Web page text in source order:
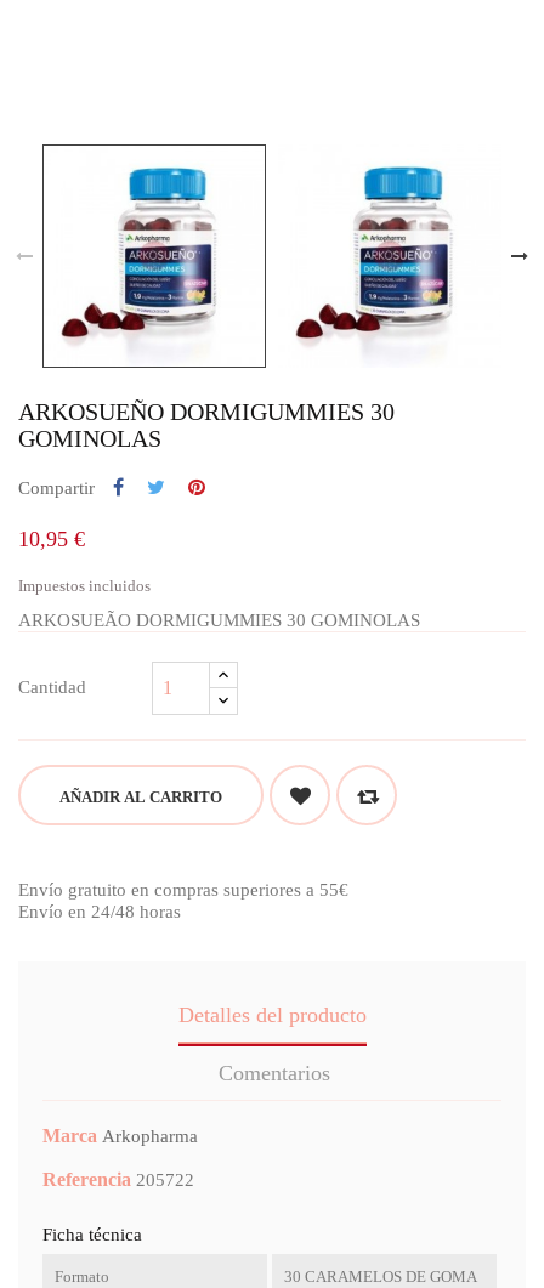
ARKOSUEÑO DORMIGUMMIES 30
GOMINOLAS
Compartir
10,95 €
Impuestos incluidos
ARKOSUEÃO DORMIGUMMIES 30 GOMINOLAS
Cantidad
AÑADIR AL CARRITO
Envío gratuito en compras superiores a 55€
Envío en 24/48 horas
Detalles del producto
Comentarios
Marca Arkopharma
Referencia 205722
Ficha técnica
Formato
30 CARAMELOS DE GOMA